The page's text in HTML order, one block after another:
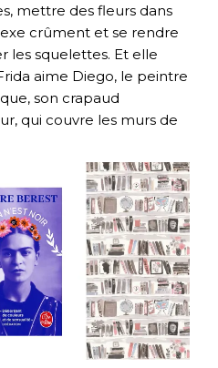
mettre des fleurs dans
crûment et se rendre
les squelettes. Et elle
aime Diego, le peintre
son crapaud
qui couvre les murs de